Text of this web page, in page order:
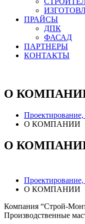
ПРАЙСЫ
ДПК
ФАСАД
ПАРТНЕРЫ
КОНТАКТЫ
О
О КОМПАНИИ
О
О КОМПАНИИ
Компания “Строй-
Производственные